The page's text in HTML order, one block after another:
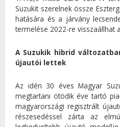
Suzukit szerelnek össze
hatására és a járvány
termelése 2022-re visszaállhat
A Suzukik hibrid
újautói lettek
Az idén 30 éves Magyar
megtartani ötödik éve tartó
magyarországi regisztrált
részesedéssel zárta az